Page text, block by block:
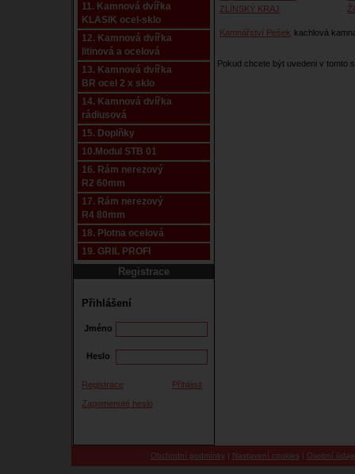
11. Kamnová dvířka
KLASIK ocel-sklo
12. Kamnová dvířka
litinová a ocelová
13. Kamnová dvířka
BR ocel 2 x sklo
14. Kamnová dvířka
rádiusová
15. Doplňky
10.Modul STB 01
16. Rám nerezový
R2 60mm
17. Rám nerezový
R4 80mm
18. Plotna ocelová
19. GRIL PROFI
Registrace
Přihlášení
Jméno
Heslo
Registrace
Přihlásit
Zapomenuté heslo
ZLÍNSKÝ KRAJ
Kamnářství Pešek kachlová
Pokud chcete být uvedeni v tomto
Obchodní podmínky| Nastavení cookies | Osobní